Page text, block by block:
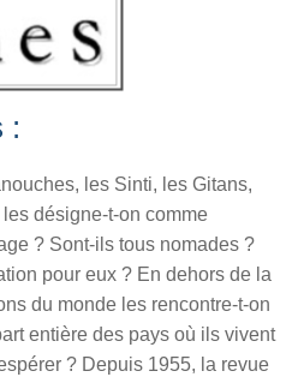
:
les Sinti, les Gitans,
désigne-t-on comme
? Sont-ils tous nomades ?
pour eux ? En dehors de la
du monde les rencontre-t-on
entière des pays où ils vivent
? Depuis 1955, la revue